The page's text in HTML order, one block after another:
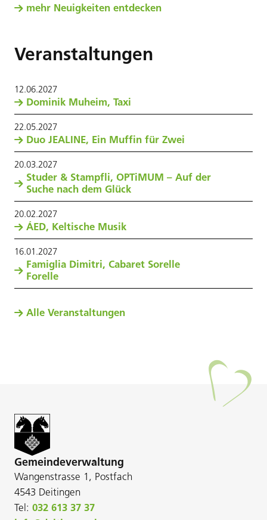
mehr Neuigkeiten entdecken
Veranstaltungen
12.06.2027
Dominik Muheim, Taxi
22.05.2027
Duo JEALINE, Ein Muffin für Zwei
20.03.2027
Studer & Stampfli, OPTiMUM – Auf der
Suche nach dem Glück
20.02.2027
ÁED, Keltische Musik
16.01.2027
Famiglia Dimitri, Cabaret Sorelle
Forelle
Alle Veranstaltungen
Gemeindeverwaltung
Wangenstrasse 1, Postfach
4543 Deitingen
Tel: 032 613 37 37